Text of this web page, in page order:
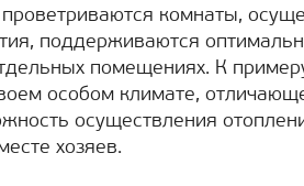
комнаты,
поддерживаются
помещениях. К
особом климате,
осуществления
хозяев.